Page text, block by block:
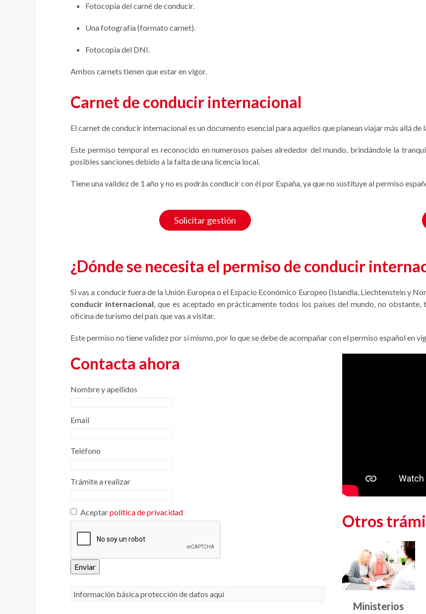
Fotocopia del carné de conducir.
Una fotografía (formato carnet).
Fotocopia del DNI.
Ambos carnets tienen que estar en vigor.
Carnet de conducir internacional
El carnet de conducir internacional es un documento esencial para aquellos que planean viajar más allá de
Este permiso temporal es reconocido en numerosos países alrededor del mundo, brindándole la
posibles sanciones debido a la falta de una licencia local.
Tiene una validez de 1 año y no es podrás conducir con él por España, ya que no sustituye al permiso
Solicitar gestión
¿Dónde se necesita el permiso de conducir
Si vas a conducir fuera de la Unión Europea o el Espacio Económico Europeo (Islandia, Liechtenstein y
conducir internacional, que es aceptado en prácticamente todos los países del mundo, no
oficina de turismo del país que vas a visitar.
Este permiso no tiene validez por sí mismo, por lo que se debe de acompañar con el permiso español en
Contacta ahora
Nombre y apellidos
Email
Teléfono
Trámite a realizar
Aceptarpolítica de privacidad
Enviar
Información básica protección de datos aquí
Otros
Trámites